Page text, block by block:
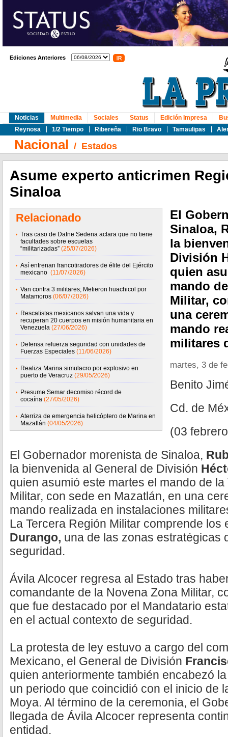
Ediciones Anteriores
Noticias
Reynosa
1/2 Tiempo Ribereña Rio Bravo Tamaulipas
Multimedia Sociales Status Edición Impresa
Nacional / Estados
Asume experto anticrimen
Sinaloa
Relacionado
Tras caso de Dafne Sedena aclara que no tiene
facultades sobre escuelas
“militarizadas” (25/07/2026)
Así entrenan francotiradores de élite del Ejército
mexicano (11/07/2026)
Van contra 3 militares; Metieron huachicol por
Matamoros (06/07/2026)
Rescatistas mexicanos salvan una vida y
recuperan 20 cuerpos en misión humanitaria en
Venezuela (27/06/2026)
Defensa refuerza seguridad con unidades de
Fuerzas Especiales (11/06/2026)
Realiza Marina simulacro por explosivo en
puerto de Veracruz (29/05/2026)
Presume Semar decomiso récord de
cocaína (27/05/2026)
Aterriza de emergencia helicóptero de Marina en
Mazatlán (04/05/2026)
El
Sinaloa,
la
División
quien
mando
Militar,
una
mando
militares
martes, 3 de
Benito
Cd. de
(03
El Gobernador morenista de Sinaloa,
la bienvenida al General de División
quien asumió este martes el mando de
Militar, con sede en Mazatlán, en una
mando realizada en instalaciones
La Tercera Región Militar comprende
Durango, una de las zonas estratégicas
seguridad.
Ávila Alcocer regresa al Estado tras
comandante de la Novena Zona Militar,
que fue destacado por el Mandatario
en el actual contexto de seguridad.
La protesta de ley estuvo a cargo del
Mexicano, el General de División
quien anteriormente también encabezó
un periodo que coincidió con el inicio de
Moya. Al término de la ceremonia, el
llegada de Ávila Alcocer representa
entidad.